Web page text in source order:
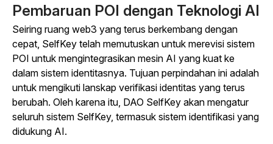
Pembaruan POI dengan Teknologi AI
Seiring ruang web3 yang terus berkembang dengan
cepat, SelfKey telah memutuskan untuk merevisi sistem
POI untuk mengintegrasikan mesin AI yang kuat ke
dalam sistem identitasnya. Tujuan perpindahan ini adalah
untuk mengikuti lanskap verifikasi identitas yang terus
berubah. Oleh karena itu, DAO SelfKey akan mengatur
seluruh sistem SelfKey, termasuk sistem identifikasi yang
didukung AI.